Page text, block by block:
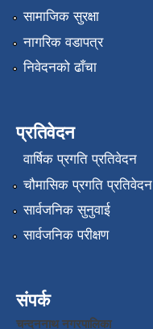
सामाजिक सुरक्षा
नागरिक वडापत्र
निवेदनको ढाँचा
प्रतिवेदन
वार्षिक प्रगति प्रतिवेदन
चौमासिक प्रगति प्रतिवेदन
सार्वजनिक सुनुवाई
सार्वजनिक परीक्षण
संपर्क
चन्दननाथ नगरपालिका